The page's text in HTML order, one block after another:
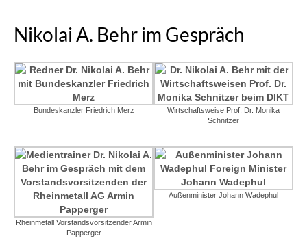
Nikolai A. Behr im Gespräch
Bundeskanzler Friedrich Merz
Wirtschaftsweise Prof. Dr. Monika
Schnitzer
Rheinmetall Vorstandsvorsitzender Armin
Papperger
Außenminister Johann Wadephul